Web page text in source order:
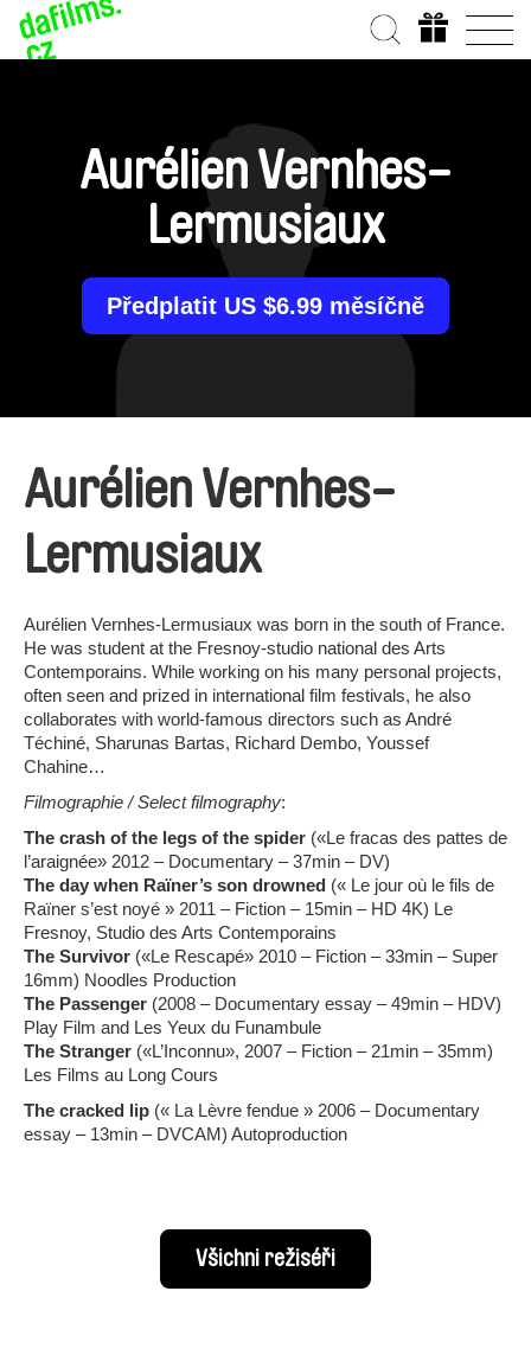
Aurélien Vernhes-
Lermusiaux
Předplatit US $6.99 měsíčně
Aurélien Vernhes-
Lermusiaux
Aurélien Vernhes-Lermusiaux was born in the south of France.
He was student at the Fresnoy-studio national des Arts
Contemporains. While working on his many personal projects,
often seen and prized in international film festivals, he also
collaborates with world-famous directors such as André
Téchiné, Sharunas Bartas, Richard Dembo, Youssef
Chahine…
Filmographie / Select filmography:
The crash of the legs of the spider («Le fracas des pattes de
l’araignée» 2012 – Documentary – 37min – DV)
The day when Raïner’s son drowned (« Le jour où le fils de
Raïner s’est noyé » 2011 – Fiction – 15min – HD 4K) Le
Fresnoy, Studio des Arts Contemporains
The Survivor («Le Rescapé» 2010 – Fiction – 33min – Super
16mm) Noodles Production
The Passenger (2008 – Documentary essay – 49min – HDV)
Play Film and Les Yeux du Funambule
The Stranger («L’Inconnu», 2007 – Fiction – 21min – 35mm)
Les Films au Long Cours
The cracked lip (« La Lèvre fendue » 2006 – Documentary
essay – 13min – DVCAM) Autoproduction
Všichni režiséři